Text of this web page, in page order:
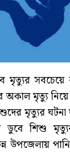
মৃত্যুর
মৃত্যু নিয়ে
মৃত্যুর ঘটনা
ডুবে শিশু
উপজেলায়